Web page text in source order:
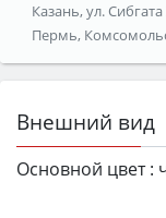
Казань, ул.
Пермь,
Внешний вид
Основной цвет :